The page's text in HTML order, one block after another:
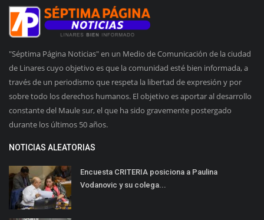
"Séptima Página Noticias" en un Medio de Comunicación de la ciudad
de Linares cuyo objetivo es que la comunidad esté bien informada, a
través de un periodismo que respeta la libertad de expresión y por
sobre todo los derechos humanos. El objetivo es aportar al desarrollo
constante del Maule sur, el que ha sido gravemente postergado
durante los últimos 50 años.
NOTICIAS ALEATORIAS
Encuesta CRITERIA posiciona a Paulina
Vodanovic y su colega...